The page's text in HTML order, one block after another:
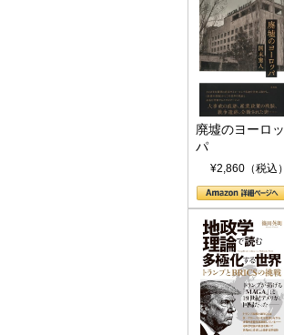
廃墟のヨーロッ
パ
¥2,860（税込）